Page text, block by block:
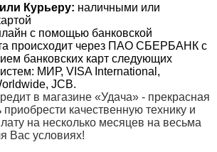
Курьеру: наличными или
с помощью банковской
происходит через ПАО СБЕРБАНК с
банковских карт следующих
МИР, VISA International,
JCB.
в магазине «Удача» - прекрасная
качественную технику и
на несколько месяцев на весьма
Вас условиях!